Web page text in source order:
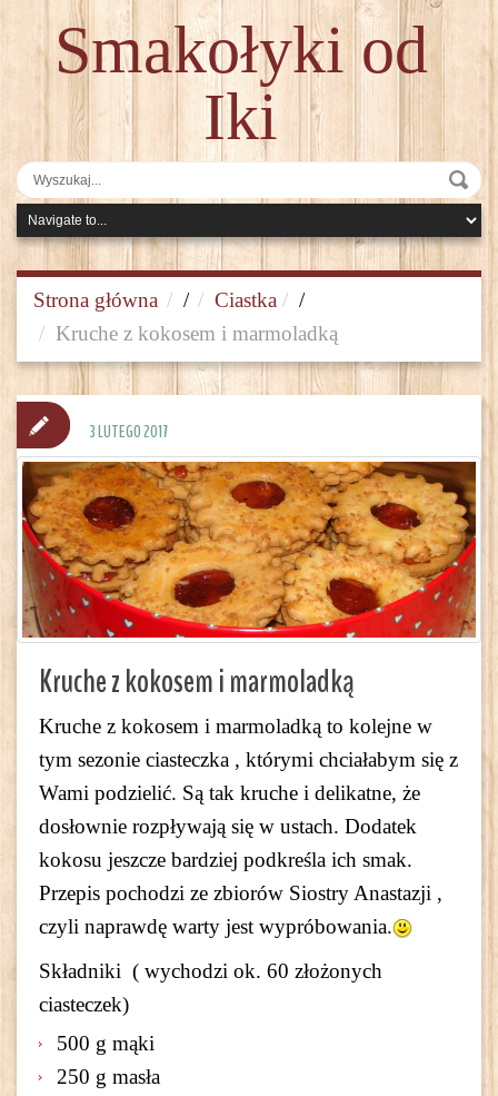
Smakołyki od
Iki
Strona główna / Ciastka
/
Kruche z kokosem i marmoladką
Kruche z kokosem i marmoladką
Kruche z kokosem i marmoladką to kolejne w
tym sezonie ciasteczka , którymi chciałabym się z
Wami podzielić. Są tak kruche i delikatne, że
dosłownie rozpływają się w ustach. Dodatek
kokosu jeszcze bardziej podkreśla ich smak.
Przepis pochodzi ze zbiorów Siostry Anastazji ,
czyli naprawdę warty jest wypróbowania.
Składniki ( wychodzi ok. 60 złożonych
ciasteczek)
500 g mąki
250 g masła
3 LUTEGO 2017